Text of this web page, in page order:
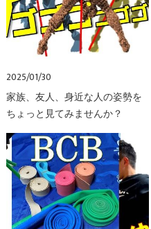
2025/01/30
家族、友人、身近な人の姿勢を
ちょっと見てみませんか？